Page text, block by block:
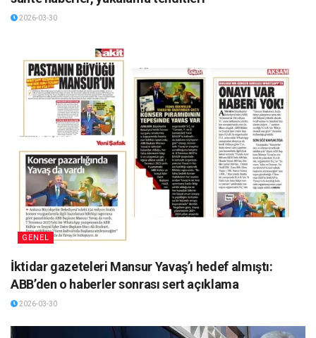
2026-03-30
GENEL
İktidar gazeteleri Mansur Yavaş’ı hedef almıştı:
ABB’den o haberler sonrası sert açıklama
2026-03-30